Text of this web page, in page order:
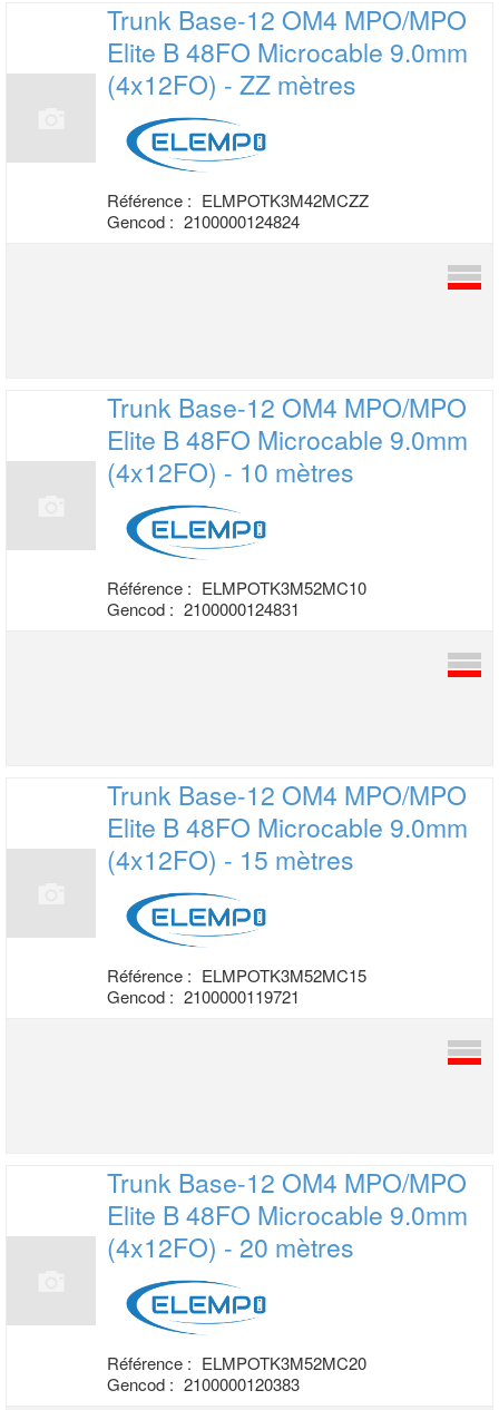
Trunk Base-12 OM4 MPO/MPO
Elite B 48FO Microcable 9.0mm
(4x12FO) - ZZ mètres
Référence : ELMPOTK3M42MCZZ
Gencod : 2100000124824
Trunk Base-12 OM4 MPO/MPO
Elite B 48FO Microcable 9.0mm
(4x12FO) - 10 mètres
Référence : ELMPOTK3M52MC10
Gencod : 2100000124831
Trunk Base-12 OM4 MPO/MPO
Elite B 48FO Microcable 9.0mm
(4x12FO) - 15 mètres
Référence : ELMPOTK3M52MC15
Gencod : 2100000119721
Trunk Base-12 OM4 MPO/MPO
Elite B 48FO Microcable 9.0mm
(4x12FO) - 20 mètres
Référence : ELMPOTK3M52MC20
Gencod : 2100000120383